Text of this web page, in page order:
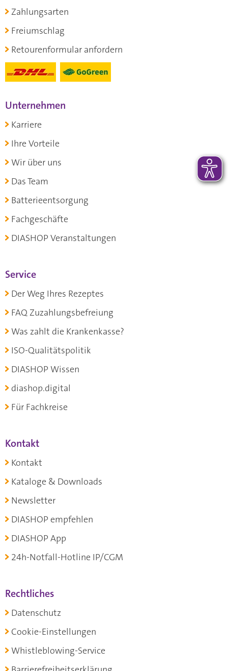
Zahlungsarten
Freiumschlag
Retourenformular anfordern
Unternehmen
Karriere
Ihre Vorteile
Wir über uns
Das Team
Batterieentsorgung
Fachgeschäfte
DIASHOP Veranstaltungen
Service
Der Weg Ihres Rezeptes
FAQ Zuzahlungsbefreiung
Was zahlt die Krankenkasse?
ISO-Qualitätspolitik
DIASHOP Wissen
diashop.digital
Für Fachkreise
Kontakt
Kontakt
Kataloge & Downloads
Newsletter
DIASHOP empfehlen
DIASHOP App
24h-Notfall-Hotline IP/CGM
Rechtliches
Datenschutz
Cookie-Einstellungen
Whistleblowing-Service